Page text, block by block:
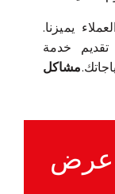
يميزنا.
خدمة
مشاكل
عرض